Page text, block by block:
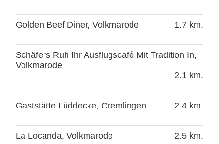
Golden Beef Diner, Volkmarode 1.7 km.
Schäfers Ruh Ihr Ausflugscafé Mit Tradition In,
Volkmarode
2.1 km.
Gaststätte Lüddecke, Cremlingen 2.4 km.
La Locanda, Volkmarode 2.5 km.